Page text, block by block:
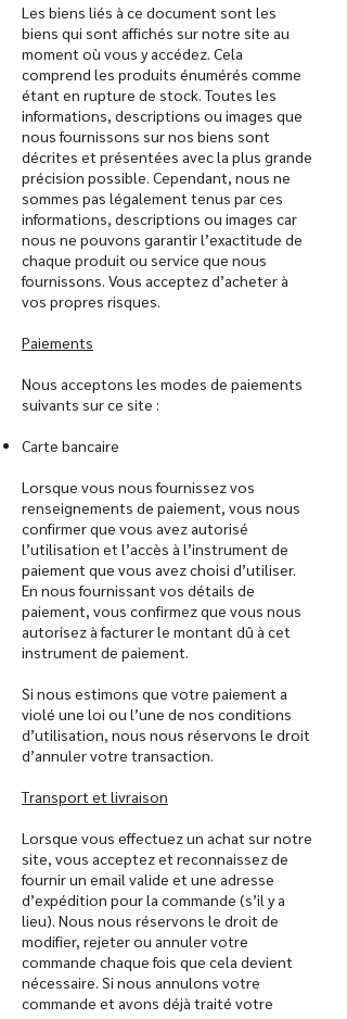
Les biens liés à ce document sont les
biens qui sont affichés sur notre site au
moment où vous y accédez. Cela
comprend les produits énumérés comme
étant en rupture de stock. Toutes les
informations, descriptions ou images que
nous fournissons sur nos biens sont
décrites et présentées avec la plus grande
précision possible. Cependant, nous ne
sommes pas légalement tenus par ces
informations, descriptions ou images car
nous ne pouvons garantir l’exactitude de
chaque produit ou service que nous
fournissons. Vous acceptez d’acheter à
vos propres risques.
Paiements
Nous acceptons les modes de paiements
suivants sur ce site :
Carte bancaire
Lorsque vous nous fournissez vos
renseignements de paiement, vous nous
confirmer que vous avez autorisé
l’utilisation et l’accès à l’instrument de
paiement que vous avez choisi d’utiliser.
En nous fournissant vos détails de
paiement, vous confirmez que vous nous
autorisez à facturer le montant dû à cet
instrument de paiement.
Si nous estimons que votre paiement a
violé une loi ou l’une de nos conditions
d’utilisation, nous nous réservons le droit
d’annuler votre transaction.
Transport et livraison
Lorsque vous effectuez un achat sur notre
site, vous acceptez et reconnaissez de
fournir un email valide et une adresse
d’expédition pour la commande (s’il y a
lieu). Nous nous réservons le droit de
modifier, rejeter ou annuler votre
commande chaque fois que cela devient
nécessaire. Si nous annulons votre
commande et avons déjà traité votre